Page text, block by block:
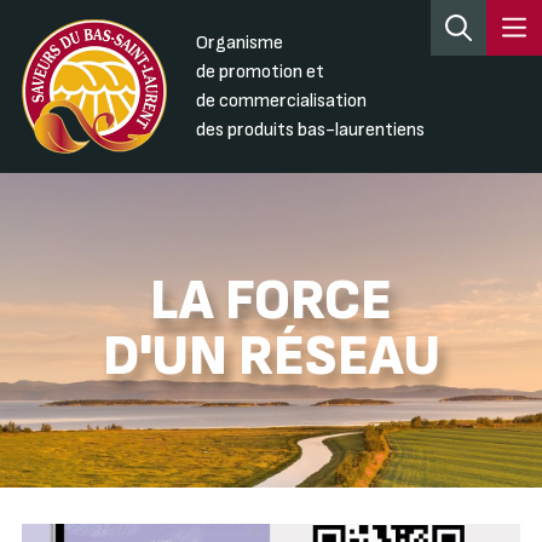
Organisme
de promotion et
de commercialisation
des produits bas-laurentiens
LA FORCE
D'UN RÉSEAU